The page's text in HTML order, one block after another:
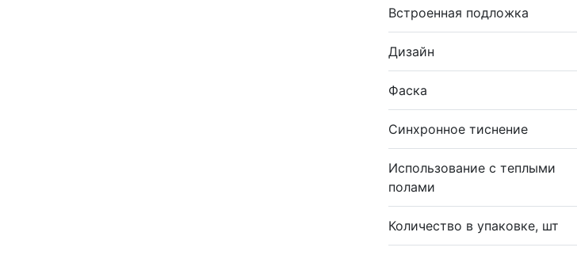
Встроенная подложка
Дизайн
Фаска
Синхронное тиснение
Использование с теплыми
полами
Количество в упаковке, шт